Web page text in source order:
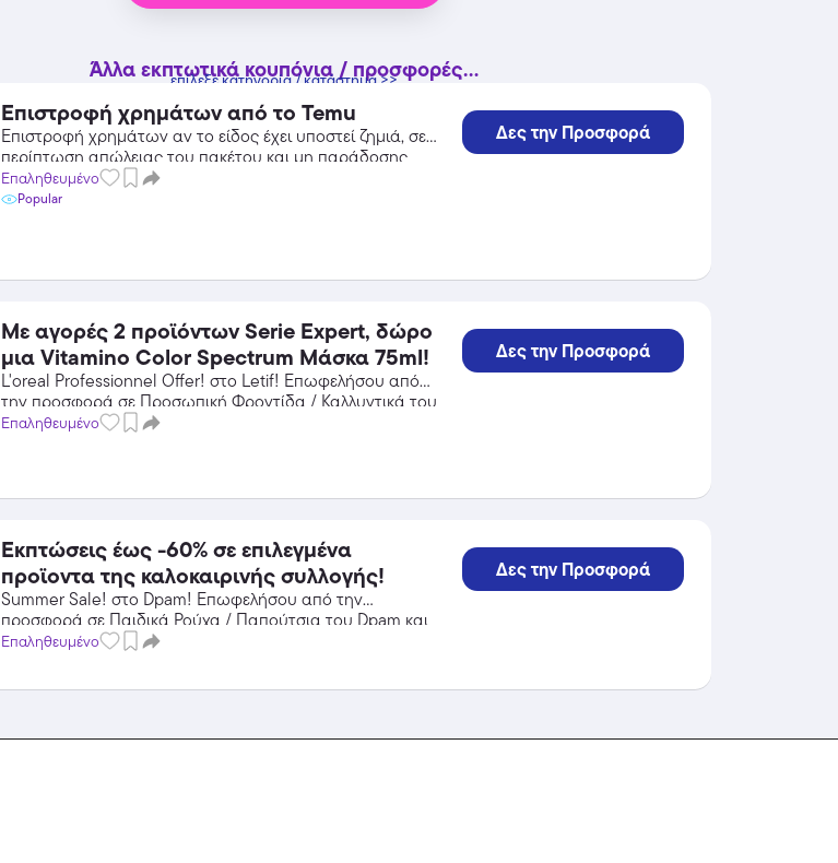
Άλλα εκπτωτικά κουπόνια / προσφορές...
επίλεξε κατηγορία / κατάστημα >>
Επιστροφή χρημάτων από το Temu
Επιστροφή χρημάτων αν το είδος έχει υποστεί ζημιά, σε
περίπτωση απώλειας του πακέτου και μη παράδοσης
πέραν των 30 ημερών
Επαληθευμένο
Popular
Δες την Προσφορά
Με αγορές 2 προϊόντων Serie Expert, δώρο
μια Vitamino Color Spectrum Μάσκα 75ml!
L'oreal Professionnel Offer! στο Letif! Επωφελήσου από
την προσφορά σε Προσωπική Φροντίδα / Καλλυντικά του
Letif και κέρδισε από τις εκπτώσεις!
Επαληθευμένο
Δες την Προσφορά
Εκπτώσεις έως -60% σε επιλεγμένα
προϊοντα της καλοκαιρινής συλλογής!
Summer Sale! στο Dpam! Επωφελήσου από την
προσφορά σε Παιδικά Ρούχα / Παπούτσια του Dpam και
κέρδισε από τις εκπτώσεις!
Επαληθευμένο
Δες την Προσφορά